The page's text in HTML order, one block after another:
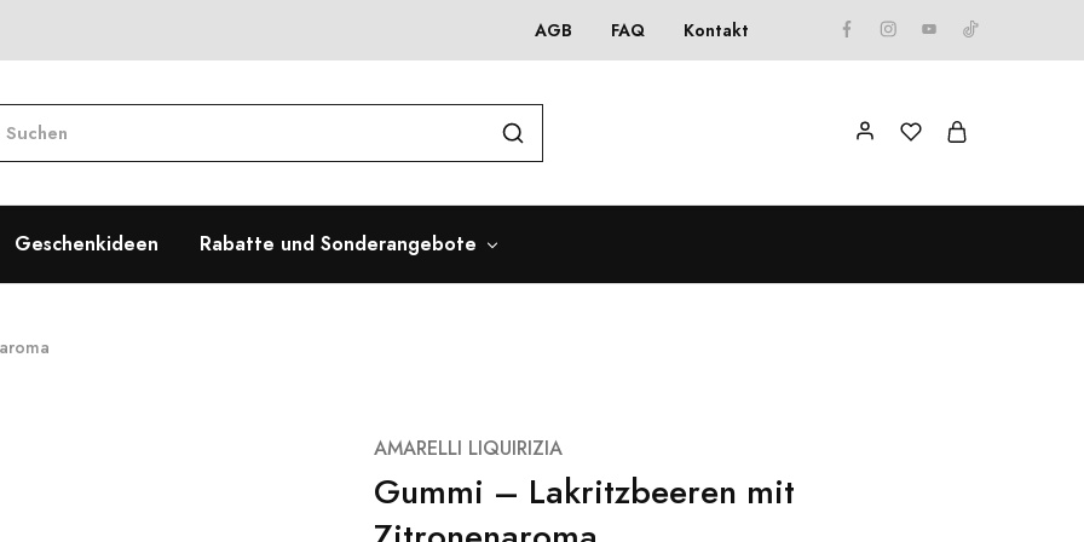
AGB FAQ Kontakt
Geschenkideen Rabatte und Sonderangebote
AMARELLI LIQUIRIZIA
Gummi – Lakritzbeeren mit